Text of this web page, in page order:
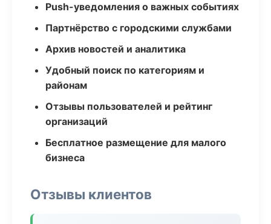
Push-уведомления о важных событиях
Партнёрство с городскими службами
Архив новостей и аналитика
Удобный поиск по категориям и
районам
Отзывы пользователей и рейтинг
организаций
Бесплатное размещение для малого
бизнеса
Отзывы клиентов